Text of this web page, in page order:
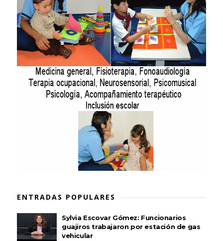
ENTRADAS POPULARES
Sylvia Escovar Gómez: Funcionarios
guajiros trabajaron por estación de gas
vehicular